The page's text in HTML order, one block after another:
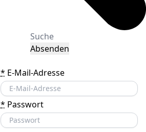
Absenden
* E-Mail-Adresse
* Passwort